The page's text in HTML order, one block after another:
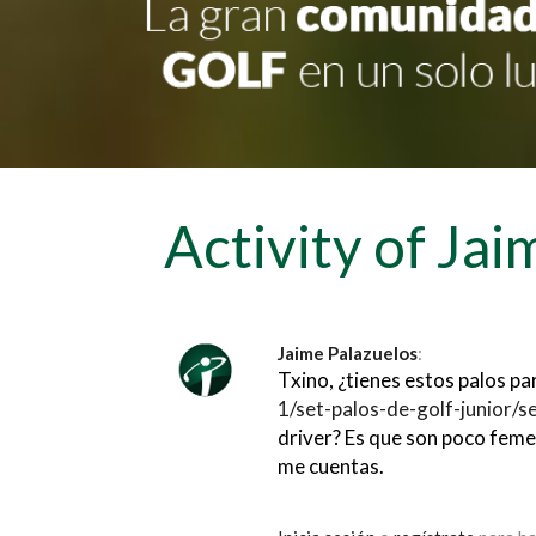
Activity of
Jaime Palazuelos:
Txino, ¿tienes estos palos
1/set-palos-de-golf-junior/
driver? Es que son poco
me cuentas.